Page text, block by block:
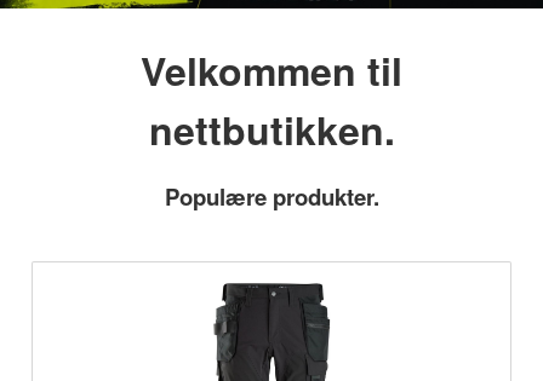
Velkommen til
nettbutikken.
Populære produkter.